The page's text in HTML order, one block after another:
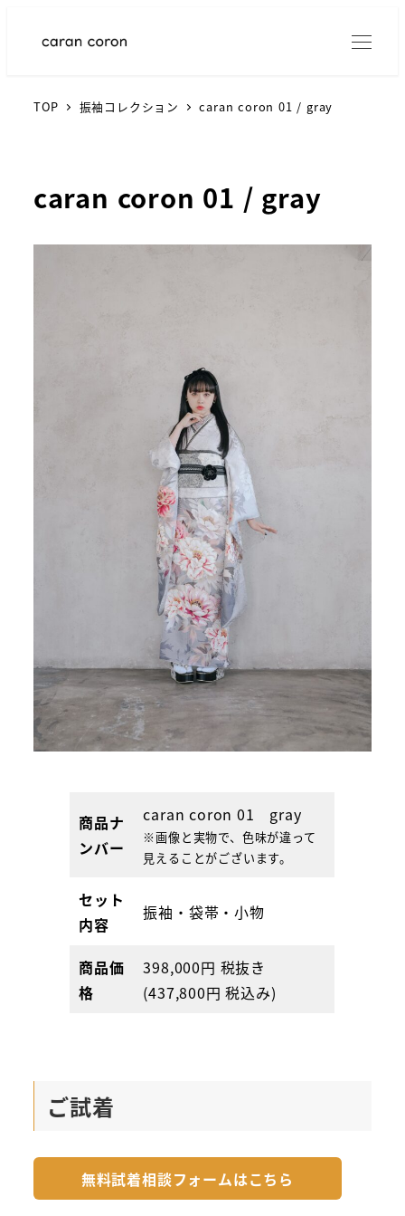
TOP 振袖コレクション caran coron 01 / gray
caran coron 01 / gray
商品ナ
ンバー
caran coron 01 gray
※画像と実物で、色味が違って
見えることがございます。
セット
内容
振袖・袋帯・小物
商品価
格
398,000円 税抜き
(437,800円 税込み)
ご試着
無料試着相談フォームはこちら